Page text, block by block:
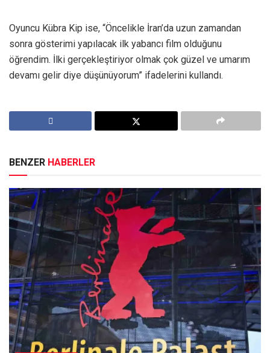
Oyuncu Kübra Kip ise, “Öncelikle İran’da uzun zamandan
sonra gösterimi yapılacak ilk yabancı film olduğunu
öğrendim. İlki gerçekleştiriyor olmak çok güzel ve umarım
devamı gelir diye düşünüyorum” ifadelerini kullandı.
BENZER HABERLER